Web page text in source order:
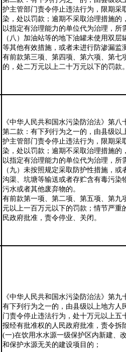
护主管部门责令停止违法行为，限期采
染，处以罚款；逾期不采取治理措施的
以指定有治理能力的单位代为治理，所
（八）加油站等的地下油罐未使用双
等其他有效措施，或者未进行防渗漏监
有前款第三项、第四项、第六项、第七
的，处二万元以上二十万元以下的罚款
《中华人民共和国水污染防治法》第
第二款：有下列行为之一的，由县级以
护主管部门责令停止违法行为，限期采
染，处以罚款；逾期不采取治理措施的
以指定有治理能力的单位代为治理，所
（九）未按照规定采取防护性措施，
沟渠、坑塘等输送或者存贮含有毒污染
污水或者其他废弃物的。
有前款第一项、第二项、第五项、第九
元以上一百万元以下的罚款；情节严重
民政府批准，责令停业、关闭。
《中华人民共和国水污染防治法》第九
有下列行为之一的，由县级以上地方人
门责令停止违法行为，处十万元以上五
报经有批准权的人民政府批准，责令拆
(一)在饮用水水源一级保护区内新建、
和保护水源无关的建设项目的；